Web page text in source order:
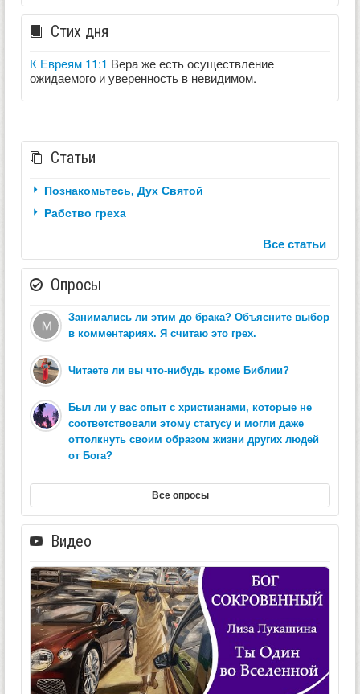
Стих дня
К Евреям 11:1 Вера же есть осуществление
ожидаемого и уверенность в невидимом.
Статьи
Познакомьтесь, Дух Святой
Рабство греха
Все статьи
Опросы
Занимались ли этим до брака? Объясните выбор
в комментариях. Я считаю это грех.
Читаете ли вы что-нибудь кроме Библии?
Был ли у вас опыт с христианами, которые не
соответствовали этому статусу и могли даже
оттолкнуть своим образом жизни других людей
от Бога?
Все опросы
Видео